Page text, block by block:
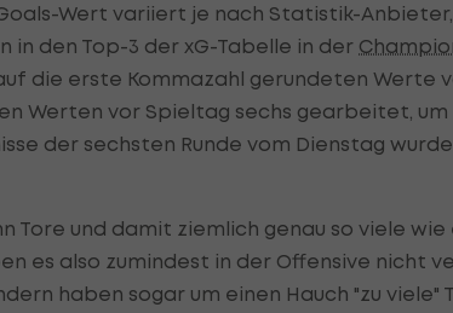
Wert variiert je nach Statistik-
den Top-3 der xG-Tabelle in der
die erste Kommazahl gerundeten Werte
Werten vor Spieltag sechs gearbeitet, um
der sechsten Runde vom Dienstag
Tore und damit ziemlich genau so viele
es also zumindest in der Offensive nicht
haben sogar um einen Hauch "zu viele"